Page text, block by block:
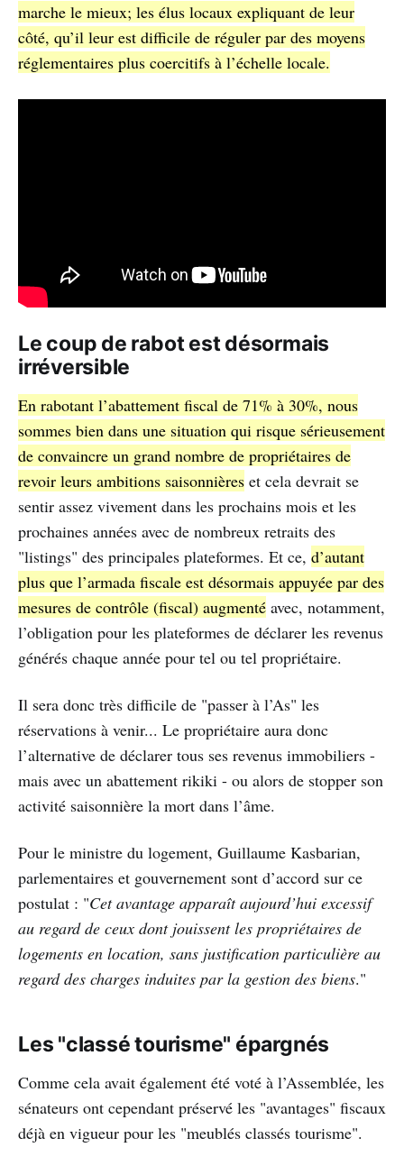
marche le mieux; les élus locaux expliquant de leur
côté, qu’il leur est difficile de réguler par des moyens
réglementaires plus coercitifs à l’échelle locale.
Le coup de rabot est désormais
irréversible
En rabotant l’abattement fiscal de 71% à 30%, nous
sommes bien dans une situation qui risque sérieusement
de convaincre un grand nombre de propriétaires de
revoir leurs ambitions saisonnières et cela devrait se
sentir assez vivement dans les prochains mois et les
prochaines années avec de nombreux retraits des
"listings" des principales plateformes. Et ce, d’autant
plus que l’armada fiscale est désormais appuyée par des
mesures de contrôle (fiscal) augmenté avec, notamment,
l’obligation pour les plateformes de déclarer les revenus
générés chaque année pour tel ou tel propriétaire.
Il sera donc très difficile de "passer à l’As" les
réservations à venir... Le propriétaire aura donc
l’alternative de déclarer tous ses revenus immobiliers -
mais avec un abattement rikiki - ou alors de stopper son
activité saisonnière la mort dans l’âme.
Pour le ministre du logement, Guillaume Kasbarian,
parlementaires et gouvernement sont d’accord sur ce
postulat : "Cet avantage apparaît aujourd’hui excessif
au regard de ceux dont jouissent les propriétaires de
logements en location, sans justification particulière au
regard des charges induites par la gestion des biens."
Les "classé tourisme" épargnés
Comme cela avait également été voté à l’Assemblée, les
sénateurs ont cependant préservé les "avantages" fiscaux
déjà en vigueur pour les "meublés classés tourisme".